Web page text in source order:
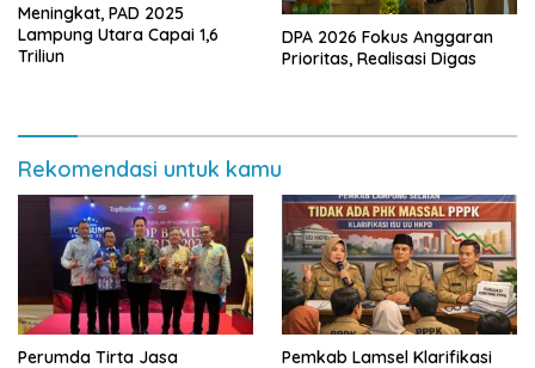
Meningkat, PAD 2025
Lampung Utara Capai 1,6
Triliun
DPA 2026 Fokus Anggaran
Prioritas, Realisasi Digas
Rekomendasi untuk kamu
Perumda Tirta Jasa
Pemkab Lamsel Klarifikasi